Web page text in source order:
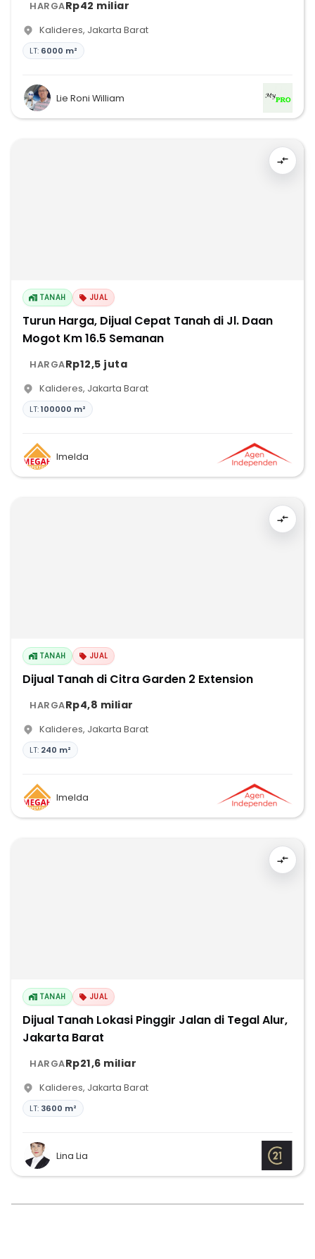
HARGARp42 miliar
Kalideres, Jakarta Barat
LT: 6000 m²
Lie Roni William
TANAH JUAL
Turun Harga, Dijual Cepat Tanah di Jl. Daan
Mogot Km 16.5 Semanan
HARGARp12,5 juta
Kalideres, Jakarta Barat
LT:100000 m²
Imelda
TANAH JUAL
Dijual Tanah di Citra Garden 2 Extension
HARGARp4,8 miliar
Kalideres, Jakarta Barat
LT: 240 m²
Imelda
TANAH JUAL
Dijual Tanah Lokasi Pinggir Jalan di Tegal Alur,
Jakarta Barat
HARGARp21,6 miliar
Kalideres, Jakarta Barat
LT: 3600 m²
Lina Lia